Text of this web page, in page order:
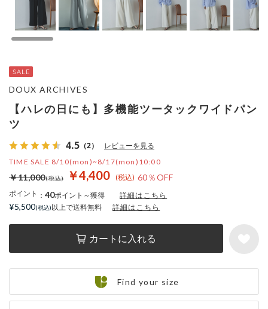
【ハレの日にも】多機能ツータックワイドパン
ツ
4.5 （2） レビューを見る
TIME SALE 8/10(mon)~8/17(mon)10:00
￥4,400 60％OFF
￥11,000
ポイント ： 40ポイント～獲得 詳細はこちら
カートに入れる
DOUX ARCHIVES
¥5,500 以上で送料無料 詳細はこちら
Find your size